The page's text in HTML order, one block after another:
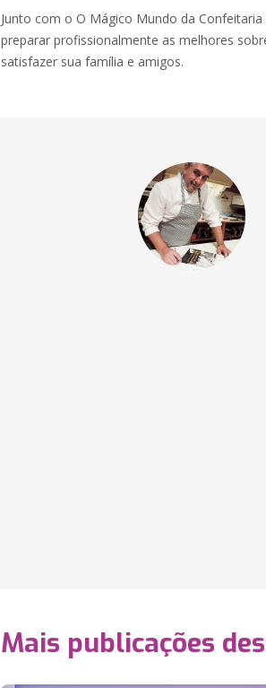
Junto com o O Mágico Mundo da
preparar profissionalmente as melhores
satisfazer sua família e amigos.
Mais publicações